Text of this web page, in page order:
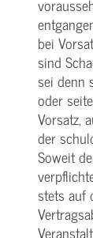
bei
sind
sei denn
oder
Vorsatz,
der
Soweit
stets auf